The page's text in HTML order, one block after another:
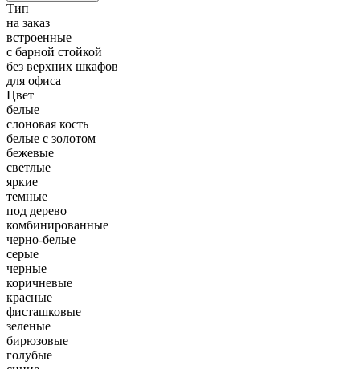
Тип
на заказ
встроенные
с барной стойкой
без верхних шкафов
для офиса
Цвет
белые
слоновая кость
белые с золотом
бежевые
светлые
яркие
темные
под дерево
комбинированные
черно-белые
серые
черные
коричневые
красные
фисташковые
зеленые
бирюзовые
голубые